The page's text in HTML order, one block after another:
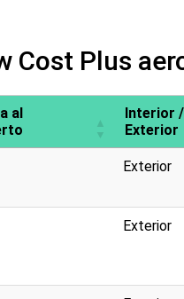
Cost Plus
al
Interior /
Exterior
Exterior
Exterior